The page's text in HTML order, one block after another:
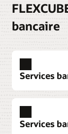
bancaire
Services
Services